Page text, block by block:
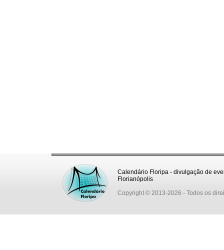
Calendário Floripa - divulgação de
Florianópolis
Copyright © 2013-2026 - Todos os